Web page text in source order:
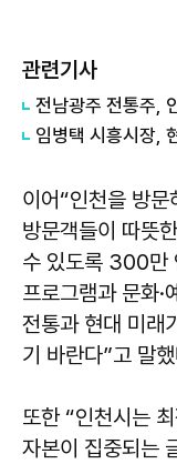
관련기사
이어“인천을 방
방문객들이 따뜻
수 있도록 300만
프로그램과 문화·
전통과 현대 미래
기 바란다”고 말
또한 “인천시는
자본이 집중되는